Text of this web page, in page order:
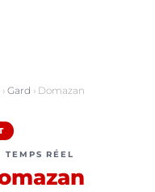
› Gard › Domazan
RÉEL